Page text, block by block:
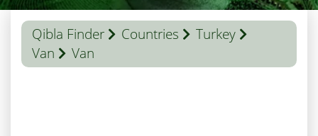
Qibla Finder Countries
Turkey
Van
Van